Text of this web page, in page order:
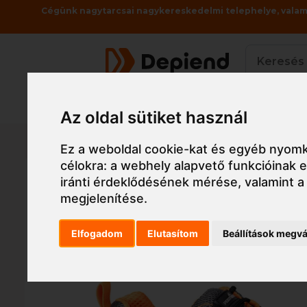
Az oldal sütiket használ
Ez a weboldal cookie-kat és egyéb
célokra:a webhely alapvető funkcióinak
iránti érdeklődésének mérése, valamint
megjelenítése.
Elfogadom Elutasítom Beállítások
Cégünk nagytarcsai nagykereskedelmi telephelye,
Termékek